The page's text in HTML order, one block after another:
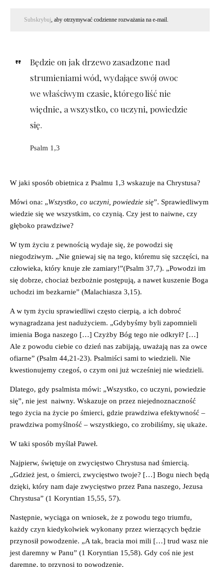
Subskrybuj , aby otrzymywać codzienne rozważania na e-mail.
Będzie on jak drzewo zasadzone nad
strumieniami wód, wydające swój owoc
we właściwym czasie, którego liść nie
więdnie, a wszystko, co uczyni, powiedzie
się.
Psalm 1,3
W jaki sposób obietnica z Psalmu 1,3 wskazuje na Chrystusa?
Mówi ona: „Wszystko, co uczyni, powiedzie się”. Sprawiedliwym
wiedzie się we wszystkim, co czynią. Czy jest to naiwne, czy
głęboko prawdziwe?
W tym życiu z pewnością wydaje się, że powodzi się
niegodziwym. „Nie gniewaj się na tego, któremu się szczęści, na
człowieka, który knuje złe zamiary!”(Psalm 37,7). „Powodzi im
się dobrze, chociaż bezbożnie postępują, a nawet kuszenie Boga
uchodzi im bezkarnie” (Malachiasza 3,15).
A w tym życiu sprawiedliwi często cierpią, a ich dobroć
wynagradzana jest nadużyciem. „Gdybyśmy byli zapomnieli
imienia Boga naszego […] Czyżby Bóg tego nie odkrył? […]
Ale z powodu ciebie co dzień nas zabijają, uważają nas za owce
ofiarne” (Psalm 44,21-23). Psalmiści sami to wiedzieli. Nie
kwestionujemy czegoś, o czym oni już wcześniej nie wiedzieli.
Dlatego, gdy psalmista mówi: „Wszystko, co uczyni, powiedzie
się”, nie jest naiwny. Wskazuje on przez niejednoznaczność
tego życia na życie po śmierci, gdzie prawdziwa efektywność –
prawdziwa pomyślność – wszystkiego, co zrobiliśmy, się ukaże.
W taki sposób myślał Paweł.
Najpierw, świętuje on zwycięstwo Chrystusa nad śmiercią.
„Gdzież jest, o śmierci, zwycięstwo twoje? […] Bogu niech będą
dzięki, który nam daje zwycięstwo przez Pana naszego, Jezusa
Chrystusa” (1 Koryntian 15,55, 57).
Następnie, wyciąga on wniosek, że z powodu tego triumfu,
każdy czyn kiedykolwiek wykonany przez wierzących będzie
przynosił powodzenie. „A tak, bracia moi mili […] trud wasz nie
jest daremny w Panu” (1 Koryntian 15,58). Gdy coś nie jest
daremne, to przynosi to powodzenie.